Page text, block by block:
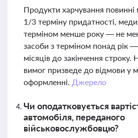
Продукти харчування
1/3 терміну придатності,
терміном менше року — не
засоби з терміном понад рік
місяців до закінчення
вимог призведе до відмови у
оформленні. Джерело
Чи оподатковується
автомобіля, переданого
військовослужбовцю?